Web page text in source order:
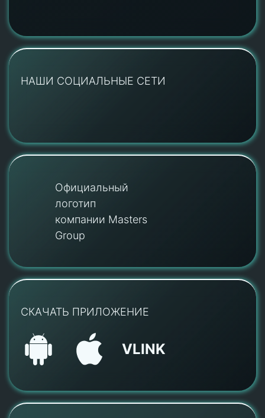
НАШИ СОЦИАЛЬНЫЕ СЕТИ
Официальный
логотип
компании Masters
Group
СКАЧАТЬ ПРИЛОЖЕНИЕ
VLINK